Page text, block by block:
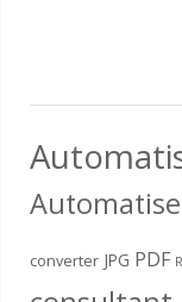
converter JPG PDF